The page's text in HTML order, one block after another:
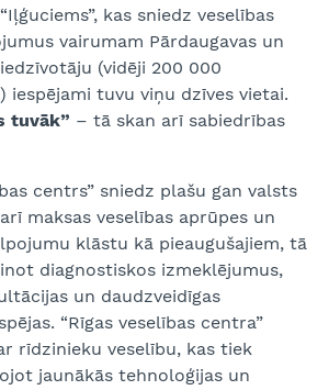
kas sniedz veselības
vairumam Pārdaugavas un
(vidēji 200 000
iespējami tuvu viņu dzīves vietai.
tuvāk” – tā skan arī sabiedrības
centrs” sniedz plašu gan valsts
maksas veselības aprūpes un
klāstu kā pieaugušajiem, tā
diagnostiskos izmeklējumus,
un daudzveidīgas
“Rīgas veselības centra”
rīdzinieku veselību, kas tiek
jaunākās tehnoloģijas un